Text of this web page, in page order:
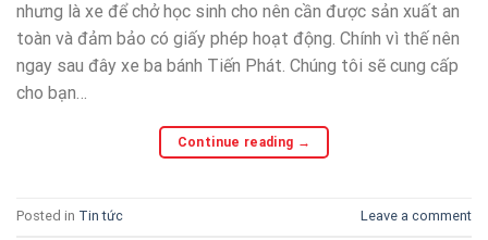
nhưng là xe để chở học sinh cho nên cần được sản xuất an
toàn và đảm bảo có giấy phép hoạt động. Chính vì thế nên
ngay sau đây xe ba bánh Tiến Phát. Chúng tôi sẽ cung cấp
cho bạn…
Continue reading →
Posted in Tin tức Leave a comment